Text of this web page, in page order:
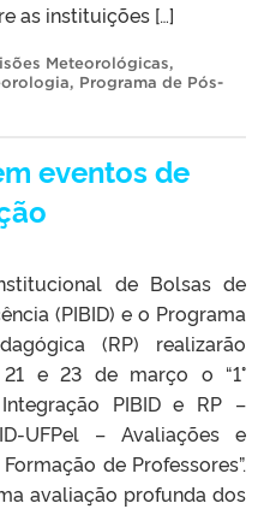
as instituições […]
Meteorológicas,
, Programa de Pós-
eventos de
de Bolsas de
(PIBID) e o Programa
(RP) realizarão
e 23 de março o “1°
PIBID e RP –
UFPel – Avaliações e
de Professores”.
avaliação profunda dos